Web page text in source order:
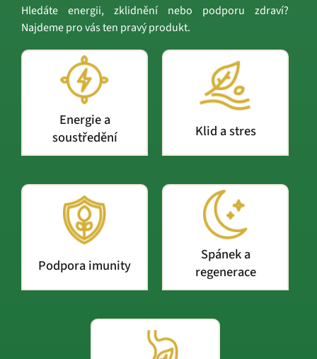
Hledáte energii, zklidnění nebo podporu zdraví?
Najdeme pro vás ten pravý produkt.
Energie a
soustředění
Klid a stres
Podpora imunity
Spánek a
regenerace